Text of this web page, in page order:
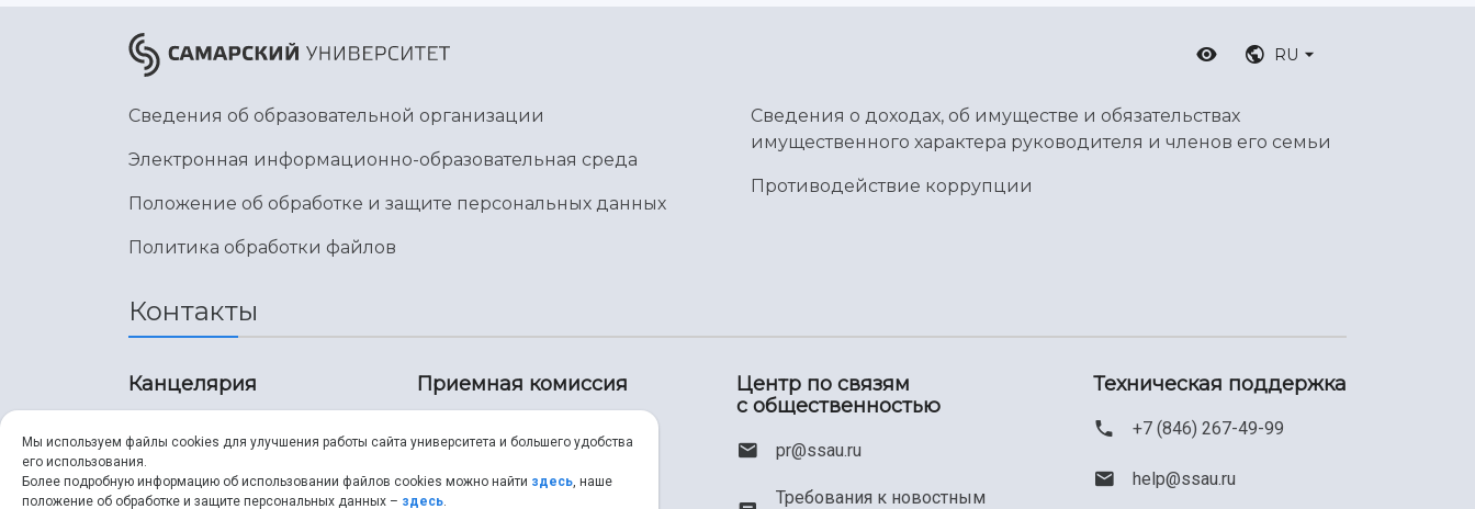
RU
Сведения об образовательной организации
Электронная информационно-образовательная среда
Положение об обработке и защите персональных данных
Политика обработки файлов
Сведения о доходах, об имуществе и обязательствах
имущественного характера руководителя и членов его семьи
Противодействие коррупции
Контакты
Канцелярия
8 (846) 267-43-70
Приемная комиссия
8 (846) 267-48-67
Центр по связям
с общественностью
pr@ssau.ru
Требования к новостным
Техническая поддержка
+7 (846) 267-49-99
help@ssau.ru
Мы используем файлы cookies для улучшения работы сайта университета и большего удобства
его использования.
Более подробную информацию об использовании файлов cookies можно найти здесь, наше
положение об обработке и защите персональных данных – здесь.